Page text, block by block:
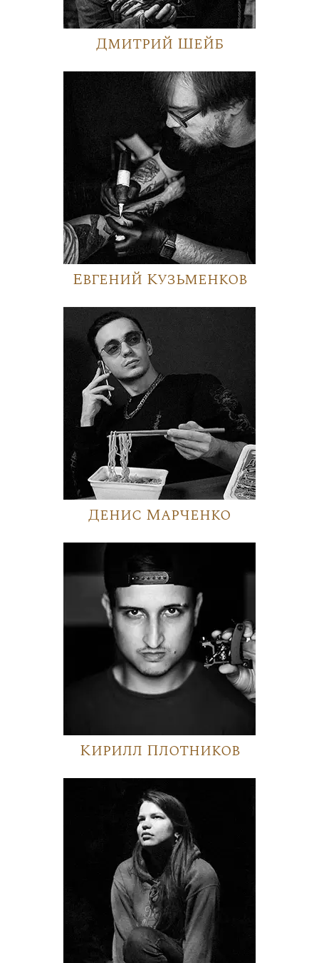
Дмитрий Шейб
Евгений Кузьменков
Денис Марченко
Кирилл Плотников